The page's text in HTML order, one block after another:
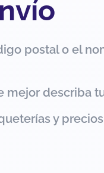
postal o el
mejor describa
y